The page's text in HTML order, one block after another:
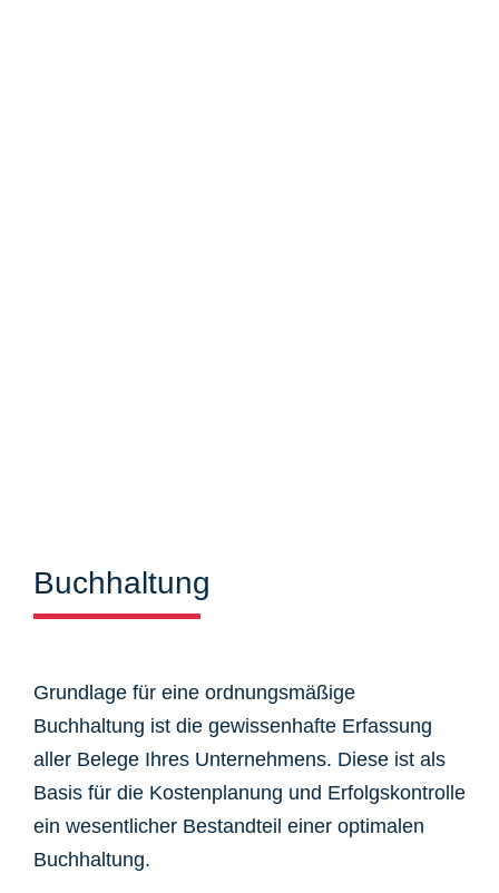
Buchhaltung
Grundlage für eine ordnungsmäßige
Buchhaltung ist die gewissenhafte Erfassung
aller Belege Ihres Unternehmens. Diese ist als
Basis für die Kostenplanung und Erfolgskontrolle
ein wesentlicher Bestandteil einer optimalen
Buchhaltung.